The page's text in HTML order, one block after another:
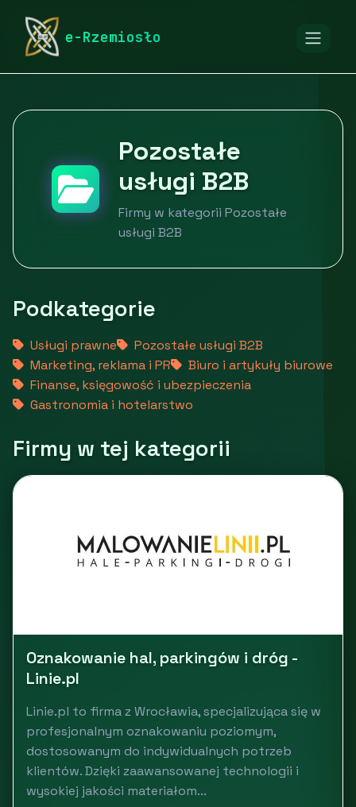
e-Rzemiosło
rymarstwo-poznan.pl
Pozostałe usługi B2B
Pozostałe
usługi B2B
Firmy w kategorii Pozostałe
usługi B2B
Podkategorie
Usługi prawne
Pozostałe usługi B2B
Marketing, reklama i PR
Biuro i artykuły biurowe
Finanse, księgowość i ubezpieczenia
Gastronomia i hotelarstwo
Firmy w tej kategorii
Oznakowanie hal, parkingów i dróg -
Linie.pl
Linie.pl to firma z Wrocławia, specjalizująca się w
profesjonalnym oznakowaniu poziomym,
dostosowanym do indywidualnych potrzeb
klientów. Dzięki zaawansowanej technologii i
wysokiej jakości materiałom...